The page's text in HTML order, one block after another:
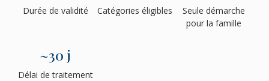
Durée de validité Catégories éligibles
Seule démarche
pour la famille
~30 j
Délai de traitement